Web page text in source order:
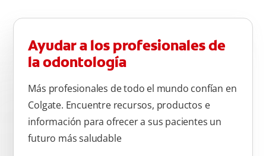
Ayudar a los profesionales de
la odontología
Más profesionales de todo el mundo confían en
Colgate. Encuentre recursos, productos e
información para ofrecer a sus pacientes un
futuro más saludable